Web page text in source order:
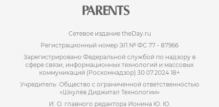
Сетевое издание theDay.ru
Регистрационный номер ЭЛ № ФС 77 - 87966
Зарегистрировано Федеральной службой по надзору в
сфере связи, информационных технологий и массовых
коммуникаций (Роскомнадзор) 30.07.2024 18+
Учредитель: Общество с ограниченной ответственностью
«Шкулёв Диджитал Технологии»
И. О. главного редактора Ионина Ю. Ю.